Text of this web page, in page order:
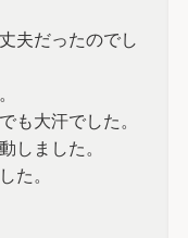
夫だったのでし
も大汗でした。
しました。
た。